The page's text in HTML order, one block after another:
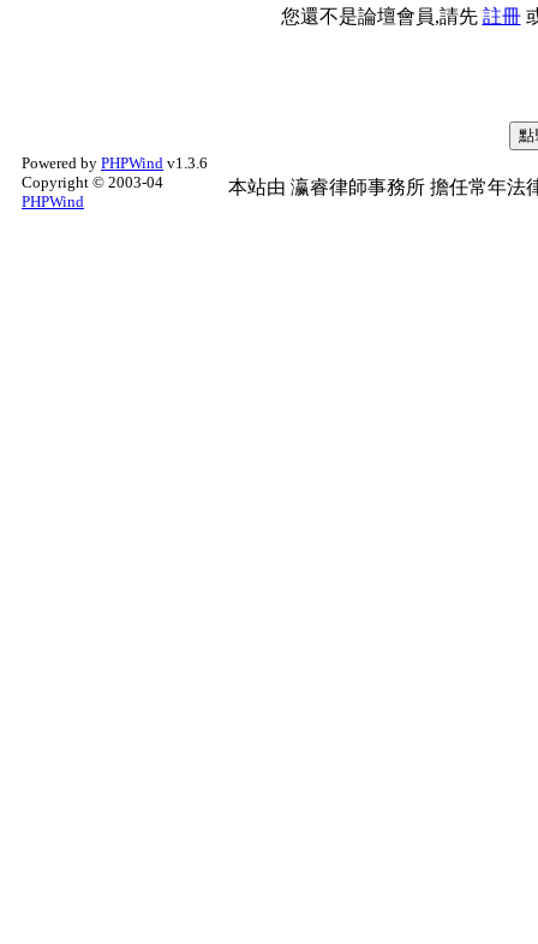
您還不是論壇會員,請先 註冊
Powered by PHPWind v1.3.6
Copyright © 2003-04
PHPWind
本站由 瀛睿律師事務所 擔任常年法